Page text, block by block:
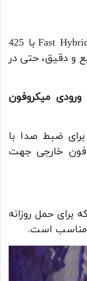
- سیستم فوکوس خودکار Fast Hybrid با 425
و دقیق، حتی در
ورودی میکروفون
ضبط صدا با
خارجی جهت
حمل روزانه
مناسب است.